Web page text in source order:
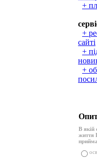
+
+
сайті
+
+
В якій
життя